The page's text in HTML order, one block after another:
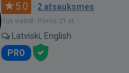
5.0 · 2 atsauksmes
Bija vietnē: Pirms 21 st.
Latviski, English
PRO